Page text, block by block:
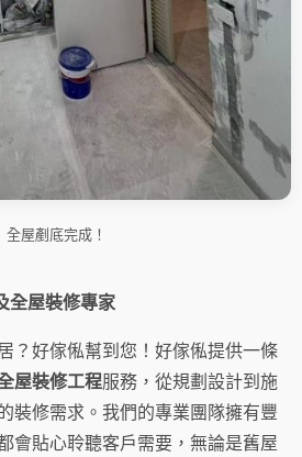
全屋剷底完成！
全屋裝修專家
？好傢俬幫到您！好傢俬提供一條
屋裝修工程服務，從規劃設計到施
裝修需求。我們的專業團隊擁有豐
會貼心聆聽客戶需要，無論是舊屋